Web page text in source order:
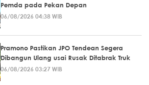
Pemda pada Pekan Depan
06/08/2026 04:38 WIB
Pramono Pastikan JPO Tendean Segera
Dibangun Ulang usai Rusak Ditabrak Truk
06/08/2026 03:27 WIB